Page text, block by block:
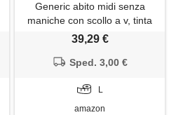
Generic abito midi senza
maniche con scollo a v, tinta
unita, abbottonatura verso il
tasche, casual, elegante,
feste, abito da donna,
arancione, l
39,29 €
Sped. 3,00 €
L
amazon